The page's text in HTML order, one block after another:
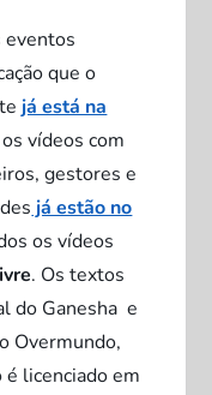
eventos
que o
já está na
vídeos com
gestores e
já estão no
os vídeos
. Os textos
do Ganesha e
Overmundo,
é licenciado em